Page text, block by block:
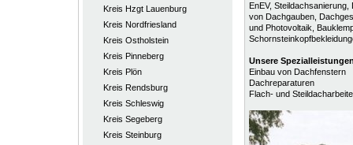
Kreis Hzgt Lauenburg
Kreis Nordfriesland
Kreis Ostholstein
Kreis Pinneberg
Kreis Plön
Kreis Rendsburg
Kreis Schleswig
Kreis Segeberg
Kreis Steinburg
EnEV,
von Dachgauben,
und Photovoltaik,
Unsere
Einbau von Dachfenstern
Dachreparaturen
Flach- und